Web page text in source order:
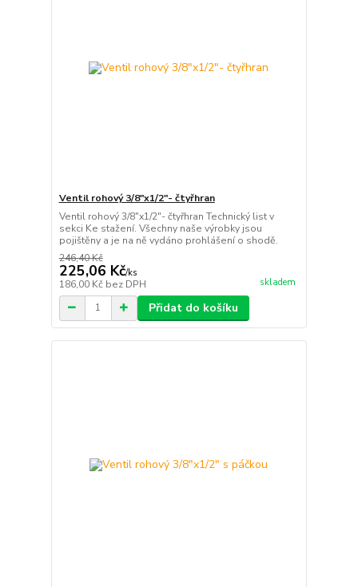
Ventil rohový 3/8"x1/2"- čtyřhran
Ventil rohový 3/8"x1/2"- čtyřhran Technický list v
sekci Ke stažení. Všechny naše výrobky jsou
pojištěny a je na ně vydáno prohlášení o shodě.
246,40 Kč
225,06 Kč/ks
186,00 Kč bez DPH skladem
Přidat do košíku